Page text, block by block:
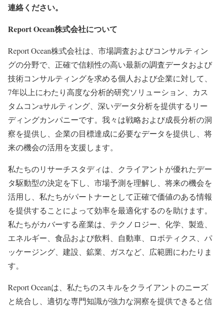
連絡ください。
Report Ocean株式会社について
Report Ocean株式会社は、市場調査およびコンサルティン
グの分野で、正確で信頼性の高い最新の調査データおよび
技術コンサルティングを求める個人および企業に対して、
7年以上にわたり高度な分析的研究ソリューション、カス
タムコンaサルティング、深いデータ分析を提供するリー
ディングカンパニーです。我々は戦略および成長分析の洞
察を提供し、企業の目標達成に必要なデータを提供し、将
来の機会の活用を支援します。
私たちのリサーチスタディは、クライアントが優れたデー
タ駆動型の決定を下し、市場予測を理解し、将来の機会を
活用し、私たちがパートナーとして正確で価値のある情報
を提供することによって効率を最適化するのを助けます。
私たちがカバーする産業は、テクノロジー、化学、製造、
エネルギー、食品および飲料、自動車、ロボティクス、パ
ッケージング、建設、鉱業、ガスなど、広範囲にわたりま
す。
Report Oceanは、私たちのスキルをクライアントのニーズ
と統合し、適切な専門知識が強力な洞察を提供できると信